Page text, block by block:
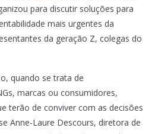
para discutir soluções para
mais urgentes da
da geração Z, colegas do
quando se trata de
marcas ou consumidores,
terão de conviver com as decisões
Anne-Laure Descours, diretora de